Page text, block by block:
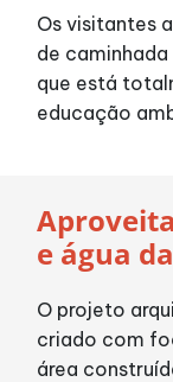
Programa de
Os visitantes
de
que está
educação
e água
O projeto
criado com
área